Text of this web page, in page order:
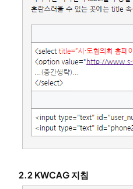
2.2 KWCAG 지침